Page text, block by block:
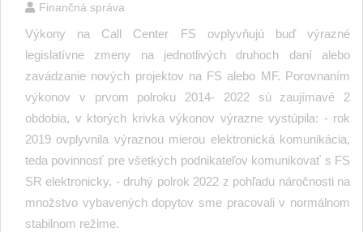
Finančná správa
Výkony na Call Center FS ovplyvňujú buď výrazné
legislatívne zmeny na jednotlivých druhoch daní alebo
zavádzanie nových projektov na FS alebo MF. Porovnaním
výkonov v prvom polroku 2014- 2022 sú zaujímavé 2
obdobia, v ktorých krivka výkonov výrazne vystúpila: - rok
2019 ovplyvnila výraznou mierou elektronická komunikácia,
teda povinnosť pre všetkých podnikateľov komunikovať s FS
SR elektronicky. - druhý polrok 2022 z pohľadu náročnosti na
množstvo vybavených dopytov sme pracovali v normálnom
stabilnom režime.